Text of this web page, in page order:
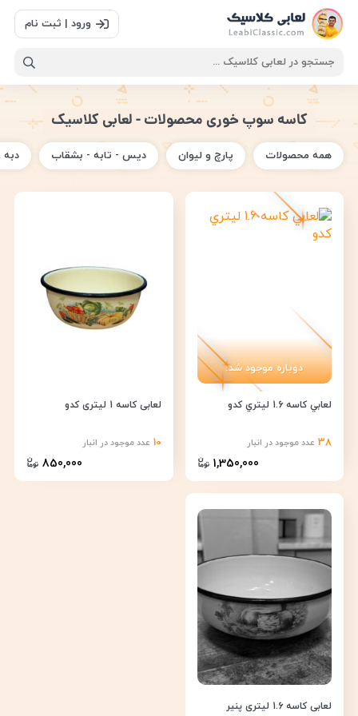
ورود | ثبت نام
کاسه سوپ خوری محصولات - لعابی کلاسیک
همه محصولات پارچ و لیوان دیس - تابه - بشقاب
38 عدد موجود در انبار
دوباره موجود شد!
لعابي كاسه 1.6 ليتري كدو
1,350,000
10 عدد موجود در انبار
لعابی کاسه 1 لیتری کدو
850,000
لعابی کاسه 1.6 لیتری پنیر